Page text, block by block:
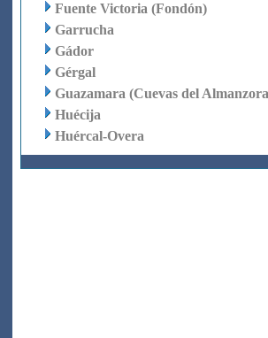
Fuente Victoria (Fondón)
Garrucha
Gádor
Gérgal
Guazamara (Cuevas del
Huécija
Huércal-Overa